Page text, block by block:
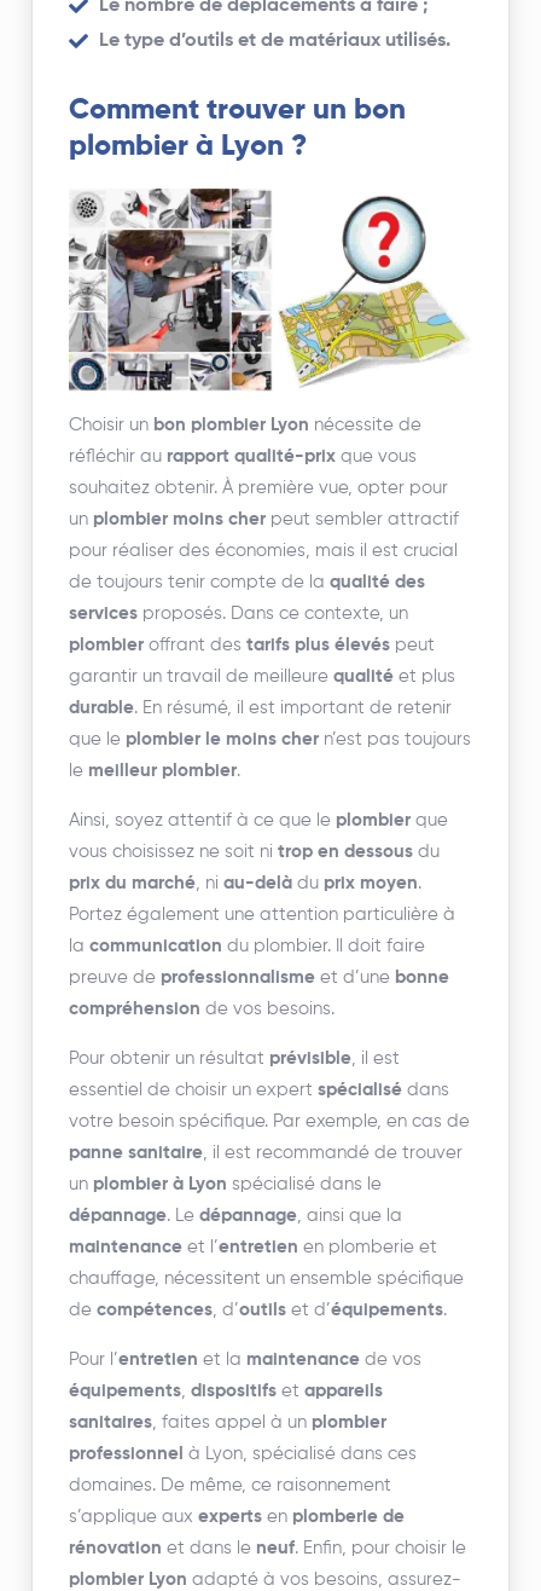
Le nombre de déplacements à faire ;
Le type d’outils et de matériaux utilisés.
Comment trouver un bon
plombier à Lyon ?
Choisir un bon plombier Lyon nécessite de
réfléchir au rapport qualité-prix que vous
souhaitez obtenir. À première vue, opter pour
un plombier moins cher peut sembler attractif
pour réaliser des économies, mais il est crucial
de toujours tenir compte de laqualité des
services proposés. Dans ce contexte, un
plombier offrant destarifs plus élevés peut
garantir un travail de meilleurequalité et plus
durable. En résumé, il est important de retenir
que le plombier le moins cher n’est pas toujours
le meilleur plombier.
Ainsi, soyez attentif à ce que le plombier que
vous choisissez ne soit nitrop en dessous du
prix du marché, niau-delà du prix moyen.
Portez également une attention particulière à
lacommunication du plombier. Il doit faire
preuve de professionnalisme et d’une bonne
compréhension de vos besoins.
Pour obtenir un résultat prévisible, il est
essentiel de choisir un expertspécialisé dans
votre besoin spécifique. Par exemple, en cas de
panne sanitaire, il est recommandé de trouver
un plombier à Lyon spécialisé dans le
dépannage. Ledépannage, ainsi que la
maintenance et l’entretien en plomberie et
chauffage, nécessitent un ensemble spécifique
decompétences, d’outils et d’équipements.
Pour l’entretien et la maintenance de vos
équipements,dispositifs etappareils
sanitaires, faites appel à un plombier
professionnel à Lyon, spécialisé dans ces
domaines. De même, ce raisonnement
s’applique auxexperts en plomberie de
rénovation et dans le neuf. Enfin, pour choisir le
plombier Lyon adapté à vos besoins, assurez-